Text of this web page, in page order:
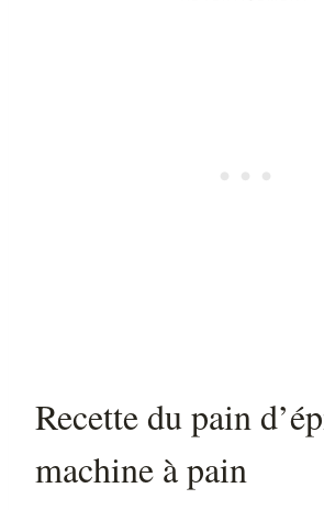
Recette du pain
machine à pain